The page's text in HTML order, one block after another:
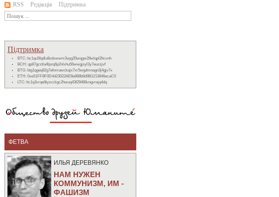
RSS Редакція Підтримка
Підтримка
BTC: bc1qu5fqdlu8zdxwwm3vpg35wqgw28wlqpl2ltcvnh
BCH: qp87gcztla4lpzq6p2nlxhu56wwgjsyl3y7euzzjvf
BTG: btg1qgeq82g7efnmawckajx7xr5wgdmnagn3j4gjv7x
ETH: 0xe51FF8F0D4d23022AE8e888b8d9B1213846ecaC0
LTC: ltc1q3vrqe8tyzcckgc2hwuq43f29488vngvrejq4dq
ФЕТВА
ИЛЬЯ ДЕРЕВЯНКО
НАМ НУЖЕН
КОММУНИЗМ, ИМ -
ФАШИЗМ